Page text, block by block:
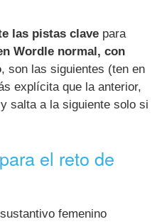
las pistas clave para
Wordle normal, con
, son las siguientes (ten en
explícita que la anterior,
y salta a la siguiente solo si
el reto de
femenino